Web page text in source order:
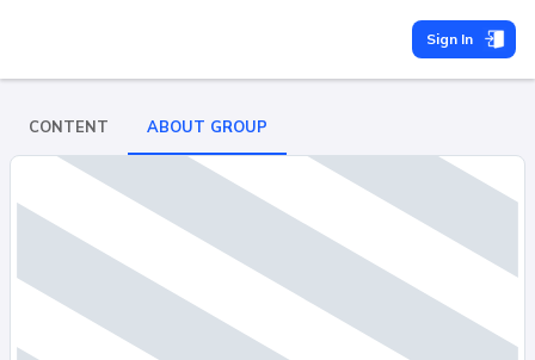
Sign In
CONTENT ABOUT GROUP